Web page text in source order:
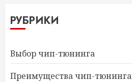
РУБРИКИ
Выбор чип-тюнинга
Преимущества чип-тюнинга